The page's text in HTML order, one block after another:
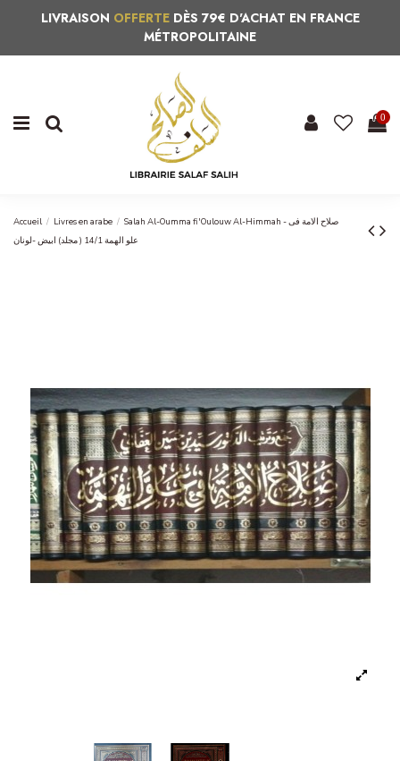
LIVRAISON OFFERTEDÈS 79€ D'ACHAT EN FRANCE
MÉTROPOLITAINE
0
Accueil Livres en arabe
Salah Al-Oumma fi 'Oulouw Al-Himmah - صلاح الامة فى
علو الهمة 14/1 ( مجلد) ابيض -لونان